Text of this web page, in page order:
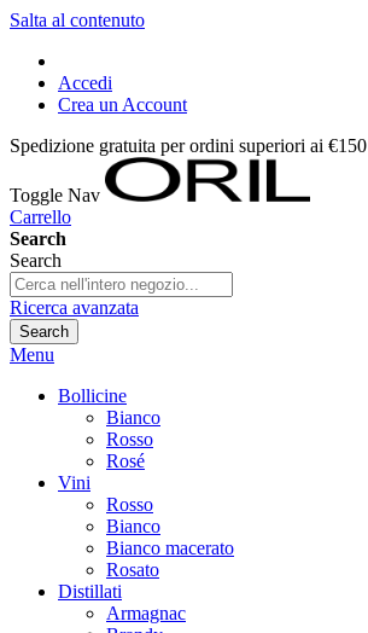
Salta al contenuto
Accedi
Crea un Account
Spedizione gratuita per ordini superiori ai €150
Toggle Nav
Carrello
Search
Search
Ricerca avanzata
Search
Menu
Bollicine
Bianco
Rosso
Rosé
Vini
Rosso
Bianco
Bianco macerato
Rosato
Distillati
Armagnac